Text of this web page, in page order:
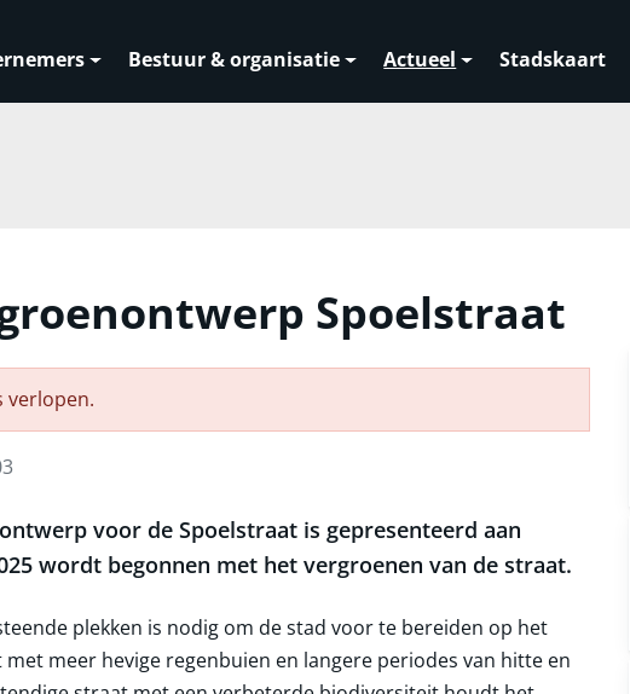
Bestuur & organisatie Actueel Stadskaart
Spoelstraat
verlopen.
voor de Spoelstraat is gepresenteerd aan
wordt begonnen met het vergroenen van de straat.
plekken is nodig om de stad voor te bereiden op het
meer hevige regenbuien en langere periodes van hitte en